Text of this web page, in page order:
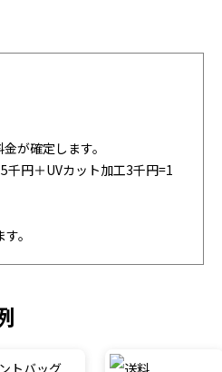
が確定します。
千円＋UVカット加工3千円=1
。